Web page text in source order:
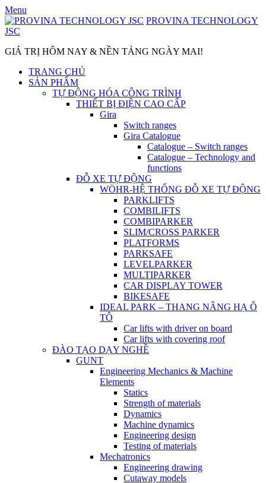
Skip
to
content
Menu
PROVINA TECHNOLOGY
JSC
GIÁ TRỊ HÔM NAY & NỀN TẢNG NGÀY MAI!
TRANG CHỦ
SẢN PHẨM
TỰ ĐỘNG HÓA CÔNG TRÌNH
THIẾT BỊ ĐIỆN CAO CẤP
Gira
Switch ranges
Gira Catalogue
Catalogue – Switch ranges
Catalogue – Technology and
functions
ĐỖ XE TỰ ĐỘNG
WÖHR-HỆ THỐNG ĐỖ XE TỰ ĐỘNG
PARKLIFTS
COMBILIFTS
COMBIPARKER
SLIM/CROSS PARKER
PLATFORMS
PARKSAFE
LEVELPARKER
MULTIPARKER
CAR DISPLAY TOWER
BIKESAFE
IDEAL PARK – THANG NÂNG HẠ Ô
TÔ
Car lifts with driver on board
Car lifts with covering roof
ĐÀO TẠO DẠY NGHỀ
GUNT
Engineering Mechanics & Machine
Elements
Statics
Strength of materials
Dynamics
Machine dynamics
Engineering design
Testing of materials
Mechatronics
Engineering drawing
Cutaway models